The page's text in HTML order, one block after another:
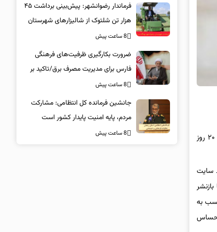
به گزارش خبرگزاری سیلاد؛ علی خسروی، عضو کمیته داوران پس از انتشار برخی استوری‌ها در صفحه مجازی خود، با دستور موقت کمیته اخلاق ۲۰ روز
سایت
به
فرماندار رضوانشهر: پیش‌بینی برداشت ۴۵
هزار تن شلتوک از شالیزارهای شهرستان
8 ساعت پیش
ضرورت بکارگیری ظرفیت‌های فرهنگی
فارس برای مدیریت مصرف برق/تاکید بر
همراهی همگانی در پویش ۲۵ درجه
8 ساعت پیش
جانشین فرمانده کل انتظامی: مشارکت
مردم، پایه امنیت پایدار کشور است
8 ساعت پیش